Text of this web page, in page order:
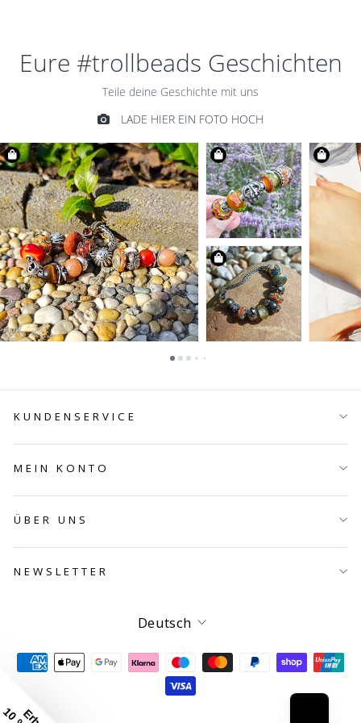
KUNDENSERVICE
MEIN KONTO
ÜBER UNS
NEWSLETTER
Sprache
Deutsch